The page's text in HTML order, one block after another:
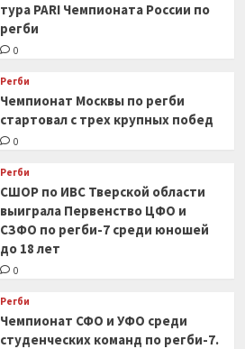
тура PARI Чемпионата России по
регби
0
Регби
Чемпионат Москвы по регби
стартовал с трех крупных побед
0
Регби
СШОР по ИВС Тверской области
выиграла Первенство ЦФО и
СЗФО по регби-7 среди юношей
до 18 лет
0
Регби
Чемпионат СФО и УФО среди
студенческих команд по регби-7.